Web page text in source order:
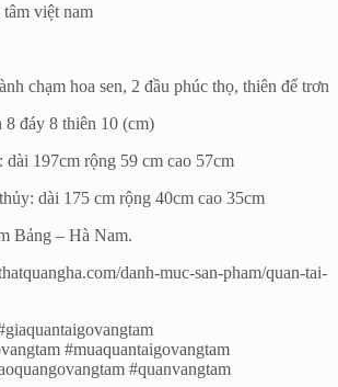
việt nam
chạm hoa sen, 2 đầu phúc thọ, thiên để trơn
đáy 8 thiên 10 (cm)
197cm rộng 59 cm cao 57cm
dài 175 cm rộng 40cm cao 35cm
Bảng – Hà Nam.
danh-muc-san-pham/quan-tai-
#muaquantaigovangtam
#quanvangtam